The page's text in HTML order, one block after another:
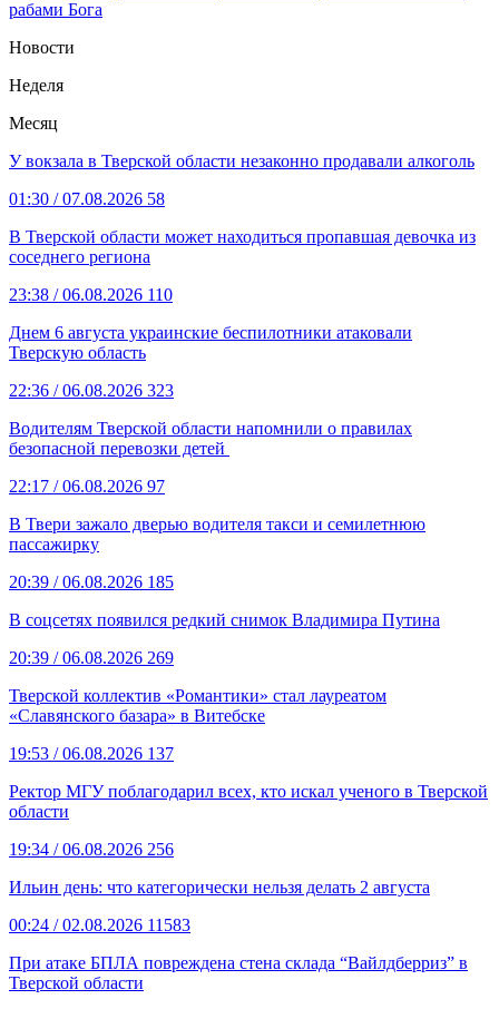
рабами Бога
Новости
Неделя
Месяц
У вокзала в Тверской области незаконно продавали алкоголь
01:30 / 07.08.2026 58
В Тверской области может находиться пропавшая девочка из
соседнего региона
23:38 / 06.08.2026 110
Днем 6 августа украинские беспилотники атаковали
Тверскую область
22:36 / 06.08.2026 323
Водителям Тверской области напомнили о правилах
безопасной перевозки детей
22:17 / 06.08.2026 97
В Твери зажало дверью водителя такси и семилетнюю
пассажирку
20:39 / 06.08.2026 185
В соцсетях появился редкий снимок Владимира Путина
20:39 / 06.08.2026 269
Тверской коллектив «Романтики» стал лауреатом
«Славянского базара» в Витебске
19:53 / 06.08.2026 137
Ректор МГУ поблагодарил всех, кто искал ученого в Тверской
области
19:34 / 06.08.2026 256
Ильин день: что категорически нельзя делать 2 августа
00:24 / 02.08.2026 11583
При атаке БПЛА повреждена стена склада “Вайлдберриз” в
Тверской области